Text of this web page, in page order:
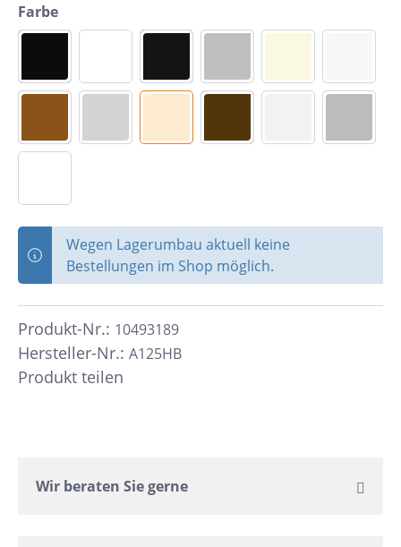
Farbe
Wegen Lagerumbau aktuell keine
Bestellungen im Shop möglich.
Hersteller-Nr.: A125HB
Produkt-Nr.: 10493189
Produkt teilen
Wir beraten Sie gerne